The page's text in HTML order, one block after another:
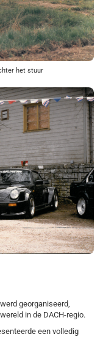
het stuur
georganiseerd,
in de DACH-regio.
een volledig